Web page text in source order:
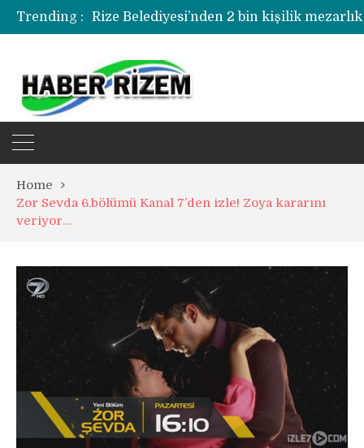
Trending :
Rize Belediyesi’nden 2 bin kişilik
Rize’de uyuşturucu operasyonunda 1
Home
Zor Sevda 6.bölümü Kanal 7’den izle! Zoya kararını
veriyor…